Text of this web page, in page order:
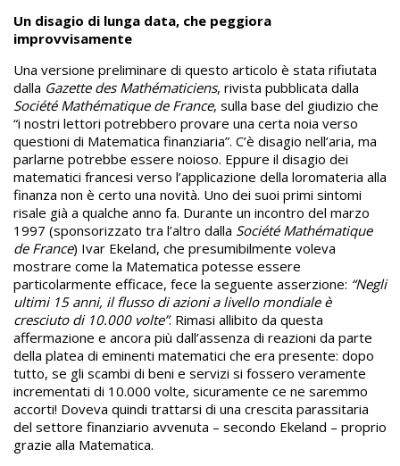
Un disagio di lunga data, che peggiora
improvvisamente
Una versione preliminare di questo articolo è stata rifiutata
dalla Gazette des Mathématiciens, rivista pubblicata dalla
Société Mathématique de France, sulla base del giudizio che
“i nostri lettori potrebbero provare una certa noia verso
questioni di Matematica finanziaria”. C’è disagio nell’aria, ma
parlarne potrebbe essere noioso. Eppure il disagio dei
matematici francesi verso l’applicazione della loromateria alla
finanza non è certo una novità. Uno dei suoi primi sintomi
risale già a qualche anno fa. Durante un incontro del marzo
1997 (sponsorizzato tra l’altro dalla Société Mathématique
de France) Ivar Ekeland, che presumibilmente voleva
mostrare come la Matematica potesse essere
particolarmente efficace, fece la seguente asserzione: “Negli
ultimi 15 anni, il flusso di azioni a livello mondiale è
cresciuto di 10.000 volte”. Rimasi allibito da questa
affermazione e ancora più dall’assenza di reazioni da parte
della platea di eminenti matematici che era presente: dopo
tutto, se gli scambi di beni e servizi si fossero veramente
incrementati di 10.000 volte, sicuramente ce ne saremmo
accorti! Doveva quindi trattarsi di una crescita parassitaria
del settore finanziario avvenuta – secondo Ekeland – proprio
grazie alla Matematica.